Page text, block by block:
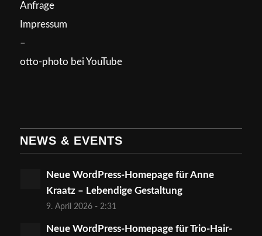
Anfrage
Impressum
–
otto-photo bei YouTube
NEWS & EVENTS
Neue WordPress-Homepage für Anne
Kraatz – Lebendige Gestaltung
9. April 2026 - 2:31
Neue WordPress-Homepage für Trio-Hair-